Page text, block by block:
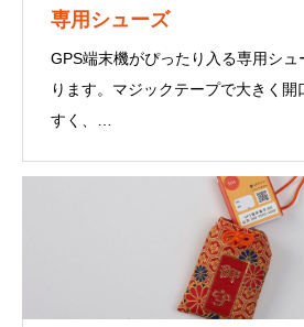
専用シューズ
GPS端末機がぴったり入る専用シュ
ります。マジックテープで大きく
すく、
との指通しリングで履きやすく、履